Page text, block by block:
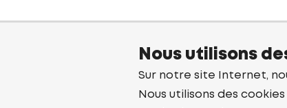
Nous utilisons
Sur notre site Internet,
Nous utilisons des